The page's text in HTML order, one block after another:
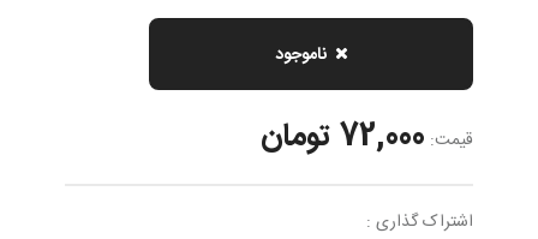
ناموجود
قیمت: 72,000 تومان
اشتراک گذاری :